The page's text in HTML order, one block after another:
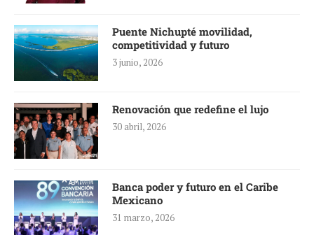
Puente Nichupté movilidad,
competitividad y futuro
3 junio, 2026
Renovación que redefine el lujo
30 abril, 2026
Banca poder y futuro en el Caribe
Mexicano
31 marzo, 2026